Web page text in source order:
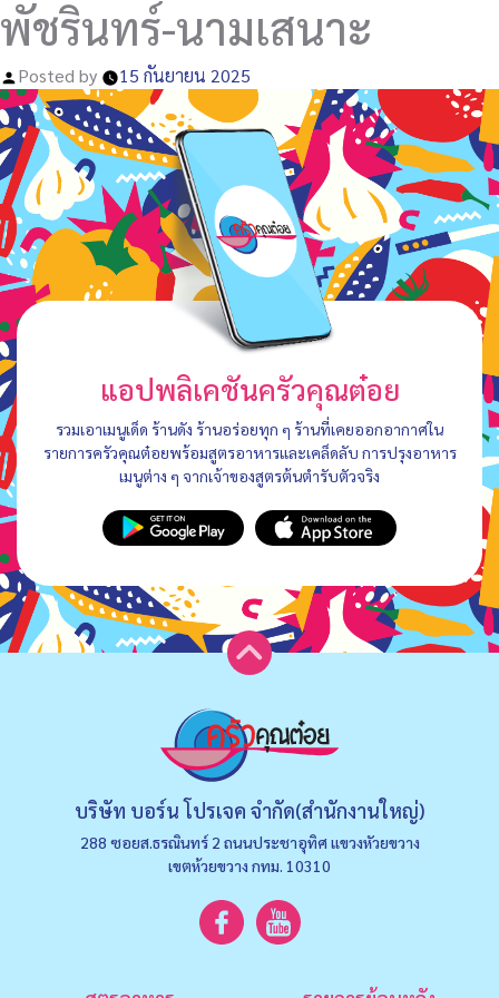
พัชรินทร์-นามเสนาะ
Posted by 15 กันยายน 2025
แอปพลิเคชันครัวคุณต๋อย
รวมเอาเมนูเด็ด ร้านดัง ร้านอร่อยทุก ๆ ร้านที่เคยออกอากาศใน
รายการครัวคุณต๋อยพร้อมสูตรอาหารและเคล็ดลับ การปรุงอาหาร
เมนูต่าง ๆ จากเจ้าของสูตรต้นตำรับตัวจริง
บริษัท บอร์น โปรเจค จำกัด(สำนักงานใหญ่)
288 ซอยส.ธรณินทร์ 2 ถนนประชาอุทิศ แขวงหัวยขวาง
เขตห้วยขวาง กทม. 10310